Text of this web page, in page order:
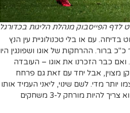
לדף הפייסבוק מנהלת הליגות בכדורגל
עם או בלי טכנולוגיית עין הנץ
יכול לראות שער כ"כ ברור. ההרחקות של אוגו ושפונגין היו
כבר הזכרנו את אוגו – העובדה
מצוין, אבל יחד עם זאת גם פרחח
מדי. לשם שינוי, ליאני העמיד אותו
במקום באופן חד-משמעי. ההתנהגות שלו היא גועל נפש והוא צריך להיות מורחק ל-3 משחקים